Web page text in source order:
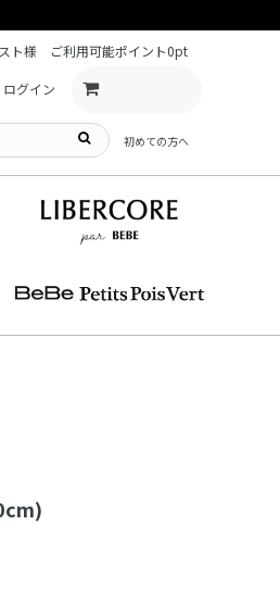
ト様
ご利用可能ポイント0pt
ログイン
初めての方へ